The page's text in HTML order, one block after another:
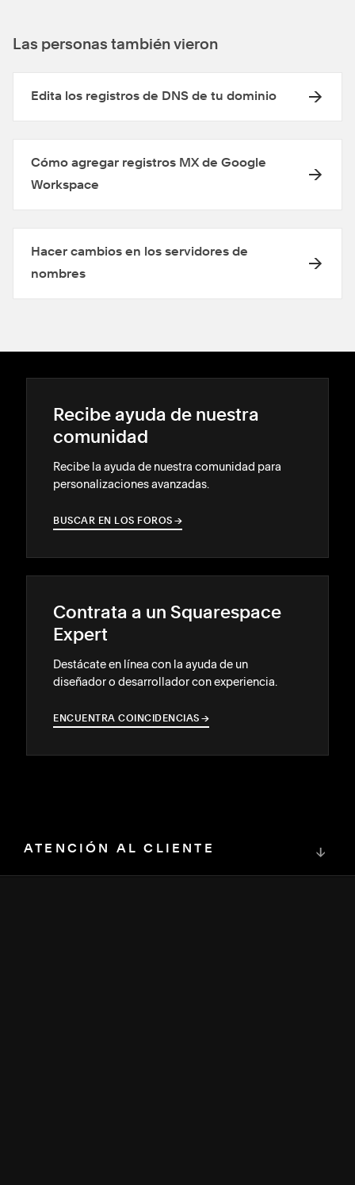
Las personas también vieron
Edita los registros de DNS de tu dominio
Cómo agregar registros MX de Google
Workspace
Hacer cambios en los servidores de
nombres
Recibe ayuda de nuestra
comunidad
Recibe la ayuda de nuestra comunidad para
personalizaciones avanzadas.
BUSCAR EN LOS FOROS →
→
Contrata a un Squarespace
Expert
Destácate en línea con la ayuda de un
diseñador o desarrollador con experiencia.
ENCUENTRA COINCIDENCIAS →
→
ATENCIÓN AL CLIENTE ↓